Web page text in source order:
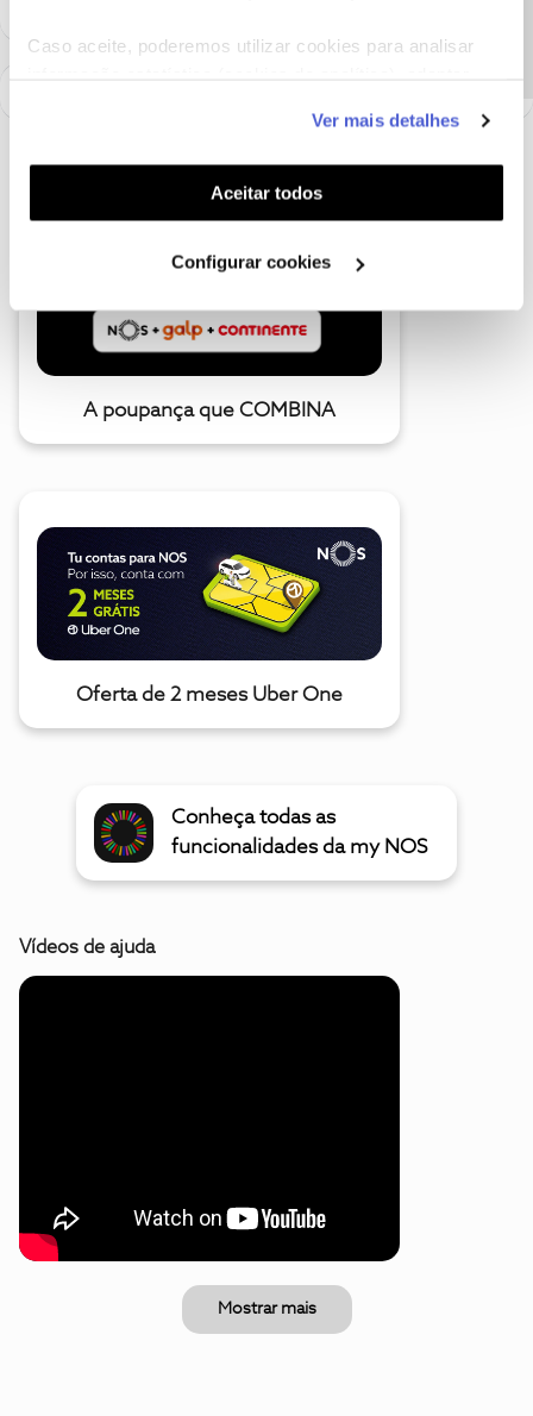
Caso aceite, poderemos utilizar cookies para analisar
funcionalidades (cookies de personalização e
funcionalidade) e adaptar anúncios aos seus interesses
(cookies de publicidade personalizada). Pode gerir a
utilização dos cookies clicando em "Configurar
Ver mais detalhes
Aceitar todos
Configurar cookies
A poupança que COMBINA
Oferta de 2 meses Uber One
Conheça todas as
funcionalidades da my NOS
Vídeos de ajuda
Mostrar mais